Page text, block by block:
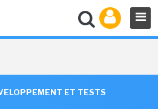
ET TESTS